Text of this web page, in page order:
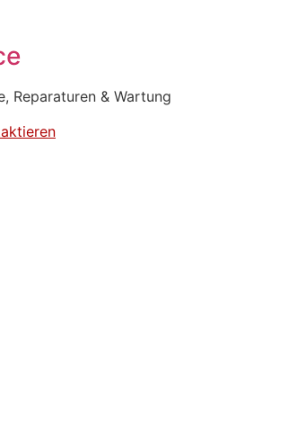
Reparaturen & Wartung